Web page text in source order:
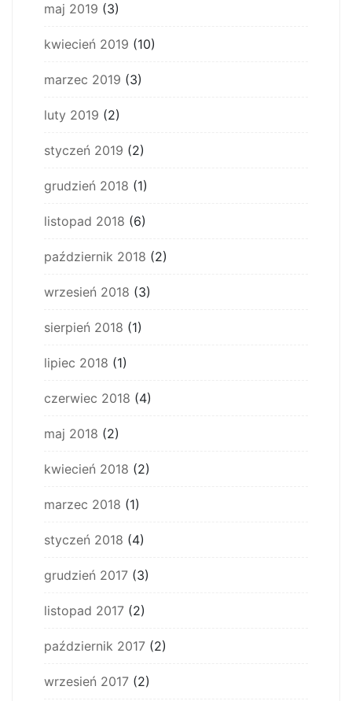
maj 2019 (3)
kwiecień 2019 (10)
marzec 2019 (3)
luty 2019 (2)
styczeń 2019 (2)
grudzień 2018 (1)
listopad 2018 (6)
październik 2018 (2)
wrzesień 2018 (3)
sierpień 2018 (1)
lipiec 2018 (1)
czerwiec 2018 (4)
maj 2018 (2)
kwiecień 2018 (2)
marzec 2018 (1)
styczeń 2018 (4)
grudzień 2017 (3)
listopad 2017 (2)
październik 2017 (2)
wrzesień 2017 (2)